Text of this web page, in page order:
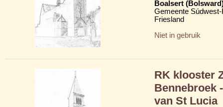
Boalsert
Gemeente
Friesland
Niet in gebruik
RK klooster
Bennebroek
van St Lucia